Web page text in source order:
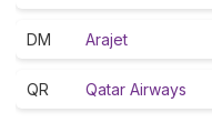
DM Arajet
QR Qatar Airways